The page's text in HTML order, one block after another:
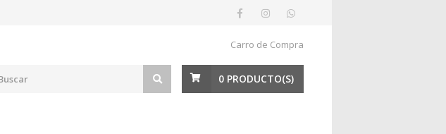
Carro de Compra
0 PRODUCTO(S)